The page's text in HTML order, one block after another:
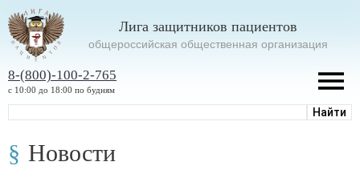
Лига защитников пациентов
oбщероссийская общественная организация
8-(800)-100-2-765
с 10:00 до 18:00 по будням
Новости